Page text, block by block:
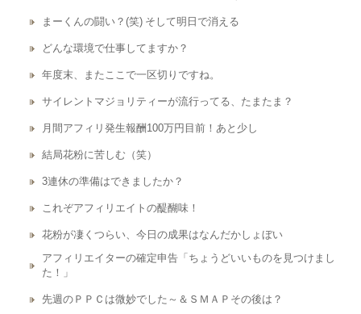
まーくんの闘い？(笑) そして明日で消える
どんな環境で仕事してますか？
年度末、またここで一区切りですね。
サイレントマジョリティーが流行ってる、たまたま？
月間アフィリ発生報酬100万円目前！あと少し
結局花粉に苦しむ（笑）
3連休の準備はできましたか？
これぞアフィリエイトの醍醐味！
花粉が凄くつらい、今日の成果はなんだかしょぼい
アフィリエイターの確定申告「ちょうどいいものを見つけまし
た！」
先週のＰＰＣは微妙でした～＆ＳＭＡＰその後は？